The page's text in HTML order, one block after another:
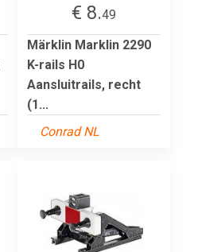
€ 8.49
Märklin Marklin 2290
K-rails H0
Aansluitrails, recht
(1...
Conrad NL